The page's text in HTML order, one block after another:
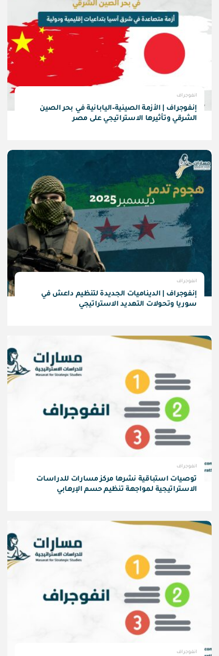
انفوجراف
إنفوجراف | الأزمة الصينية–اليابانية في بحر الصين
الشرقي وتأثيرها الاستراتيجي على مصر
انفوجراف
إنفوجراف | الديناميات الجديدة لتنظيم داعش في
سوريا وتحولات التهديد الاستراتيجي
انفوجراف
توصيات استباقية نشرها مركز مسارات للدراسات
الاستراتيجية لمواجهة تنظيم حسم الإرهابي
انفوجراف